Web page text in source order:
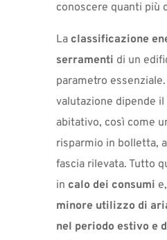
conoscere quanti più
La classificazione
serramenti di un
parametro
valutazione dipende
abitativo, così come
risparmio in bolletta,
fascia rilevata. Tutto
in calo dei consumi
minore utilizzo di
nel periodo estivo e